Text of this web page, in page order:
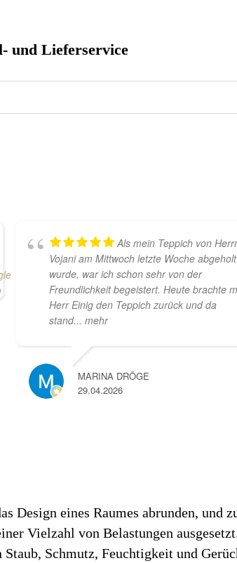
und Lieferservice
Als mein Teppich von
Vojani am Mittwoch letzte Woche abgeholt
wurde, war ich schon sehr von der
Freundlichkeit begeistert. Heute brachte
Herr Einig den Teppich zurück und da
stand... mehr
MARINA DRÖGE
29.04.2026
Design eines Raumes abrunden, und
Vielzahl von Belastungen
Schmutz, Feuchtigkeit und